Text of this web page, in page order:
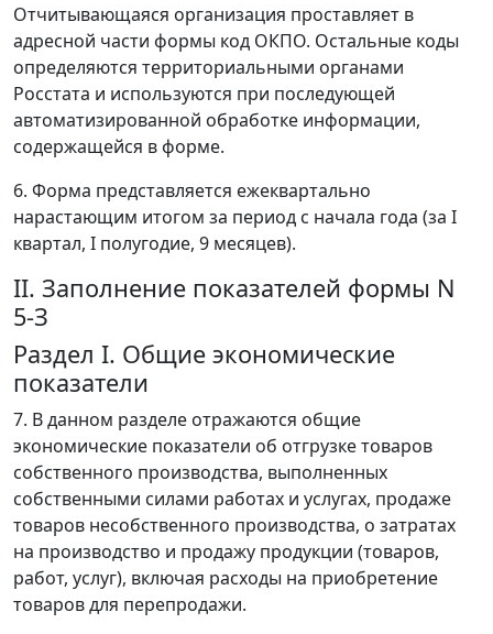
Отчитывающаяся организация проставляет в
адресной части формы код ОКПО. Остальные коды
определяются территориальными органами
Росстата и используются при последующей
автоматизированной обработке информации,
содержащейся в форме.
6. Форма представляется ежеквартально
нарастающим итогом за период с начала года (за I
квартал, I полугодие, 9 месяцев).
II. Заполнение показателей формы N
5-З
Раздел I. Общие экономические
показатели
7. В данном разделе отражаются общие
экономические показатели об отгрузке товаров
собственного производства, выполненных
собственными силами работах и услугах, продаже
товаров несобственного производства, о затратах
на производство и продажу продукции (товаров,
работ, услуг), включая расходы на приобретение
товаров для перепродажи.